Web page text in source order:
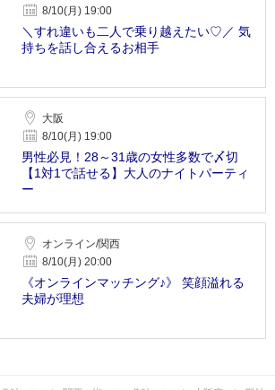
8/10(月) 19:00
＼すれ違いも二人で乗り越えたい♡／ 気
持ちを話し合えるお相手
大阪
8/10(月) 19:00
男性必見！28～31歳の女性多数で〆切
【1対1で話せる】大人のナイトパーティ
ー
オンライン/関西
8/10(月) 20:00
《オンラインマッチング♪》 笑顔溢れる
夫婦が理想